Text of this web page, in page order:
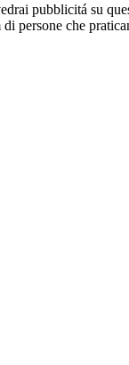
pubblicitá su
persone che